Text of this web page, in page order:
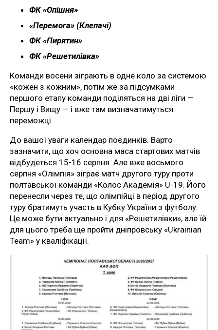
ФК «Опішня»
«Перемога» (Клепачі)
ФК «Пирятин»
ФК «Решетилівка»
Команди восени зіграють в одне коло за системою
«кожен з кожним», потім же за підсумками
першого етапу команди поділяться на дві ліги —
Першу і Вищу — і вже там визначатимуться
переможці.
До вашої уваги календар поєдинків. Варто
зазначити, що хоч основна маса стартових матчів
відбудеться 15-16 серпня. Але вже восьмого
серпня «Олімпія» зіграє матч другого туру проти
полтавської команди «Колос Академія» U-19. Його
перенесли через те, що олімпійці в період другого
туру братимуть участь в Кубку України з футболу.
Це може бути актуально і для «Решетилівки», але їй
для цього треба ще пройти дніпровську «Ukrainian
Team» у кваліфікації.